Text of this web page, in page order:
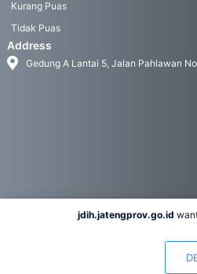
Kurang Puas
Tidak Puas
Address
Gedung A Lantai 5, Jalan Pahlawan
jdih.jatengprov.go.id